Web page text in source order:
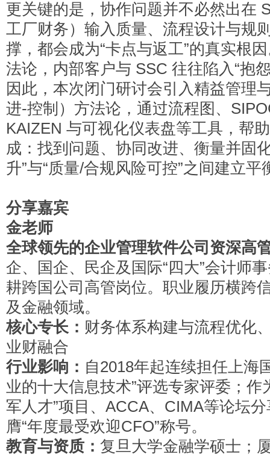
更关键的是，协作问题并不必然出在
工厂财务）输入质量、流程设计与规
撑，都会成为“卡点与返工”的真实根
法论，内部客户与 SSC 往往陷入“
因此，本次闭门研讨会引入精益管理
进-控制）方法论，通过流程图、
KAIZEN 与可视化仪表盘等工具，帮
成：找到问题、协同改进、衡量并固
升”与“质量/合规风险可控”之间建立平
分享嘉宾
金老师
全球领先的企业管理软件公司资深高
企、国企、民企及国际“四大”会计师
耕跨国公司高管岗位。职业履历横跨
及金融领域。
核心专长： 财务体系构建与流程优化
业财融合
行业影响： 自2018年起连续担任上海
业的十大信息技术”评选专家评委；作
军人才”项目、ACCA、CIMA等论坛
膺“年度最受欢迎CFO”称号。
教育与资质： 复旦大学金融学硕士；